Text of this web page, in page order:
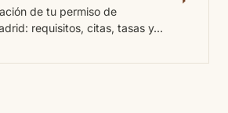
de tu permiso de
requisitos, citas, tasas y...